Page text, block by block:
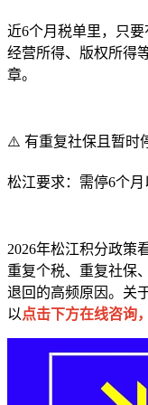
近6个月税单里，只要
经营所得、版权所得
章。
⚠️ 有重复社保且暂时
松江要求：需停6个月
2026年松江积分政策
重复个税、重复社保
退回的高频原因。关
以点击下方在线咨询